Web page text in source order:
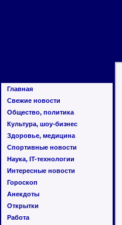
Главная
Свежие новости
Общество, политика
Культура, шоу-бизнес
Здоровье, медицина
Спортивные новости
Наука, IT-технологии
Интересные новости
Гороскоп
Анекдоты
Открытки
Работа